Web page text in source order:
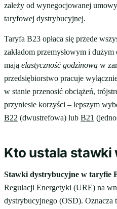
zależy od wynegocjowanej
taryfowej dystrybucyjnej.
Taryfa B23 opłaca się przede
zakładom przemysłowym i
mają elastyczność godzinową w
przedsiębiorstwo pracuje
w stanie przenosić obciążeń,
przyniesie korzyści – lepszym
B22 (dwustrefowa) lub B21
Kto ustala stawki
Stawki dystrybucyjne w taryfie
Regulacji Energetyki (URE) na
dystrybucyjnego (OSD). Oznacza